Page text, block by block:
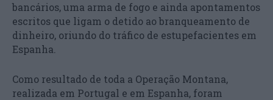
bancários, uma arma de fogo e ainda apontamentos
escritos que ligam o detido ao branqueamento de
dinheiro, oriundo do tráfico de estupefacientes em
Espanha.
Como resultado de toda a Operação Montana,
realizada em Portugal e em Espanha, foram